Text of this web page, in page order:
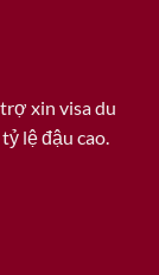
xin visa du
lệ đậu cao.